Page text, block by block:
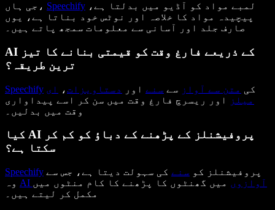
جی ہاں، Speechify
پیچیدہ مواد کا خلاصہ اور نوٹس خود بناتا ہے، یوں
صارف جلد اور آسانی سے معلومات سمجھ پاتے ہیں۔
AI کے ذریعے فارغ وقت کو قیمتی بنانے کا تیز
ترین طریقہ؟
Speechify کی متن سے آواز سے سنے اور دستاویزات،
ای
میلز
اور ریسرچ فارغ وقت میں سن کر اسے پیداواری
وقت میں بدلیں۔
کیا AI پروفیشنلز کے پڑھنے کے دباؤ کو کم کر
سکتا ہے؟
Speechify پروفیشنلز کو سنے کی سہولت دیتا ہے، جس سے
AI آوازوں میں گھنٹوں کا پڑھنے کا کام منٹوں میں
مکمل کر لیتے ہیں۔